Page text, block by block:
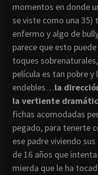
momentos en donde
se viste como una 35)
enfermo y algo de
parece que esto
toques
película es tan pobre
endebles…la
la vertiente
fichas acomodadas
pegado, para tenerte
ese padre viviendo
de 16 años que
mierda que le ha